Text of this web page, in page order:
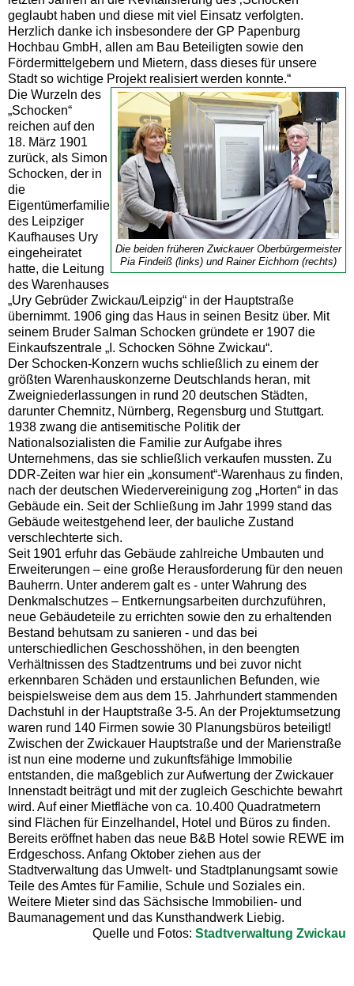
geglaubt haben und diese mit viel Einsatz verfolgten.
Herzlich danke ich insbesondere der GP Papenburg
Hochbau GmbH, allen am Bau Beteiligten sowie den
Fördermittelgebern und Mietern, dass dieses für unsere
Stadt so wichtige Projekt realisiert werden konnte.“
Die beiden früheren Zwickauer Oberbürgermeister
Pia Findeiß (links) und Rainer Eichhorn (rechts)
Die Wurzeln des
„Schocken“
reichen auf den
18. März 1901
zurück, als Simon
Schocken, der in
die
Eigentümerfamilie
des Leipziger
Kaufhauses Ury
eingeheiratet
hatte, die Leitung
des Warenhauses
„Ury Gebrüder Zwickau/Leipzig“ in der Hauptstraße
übernimmt. 1906 ging das Haus in seinen Besitz über. Mit
seinem Bruder Salman Schocken gründete er 1907 die
Einkaufszentrale „I. Schocken Söhne Zwickau“.
Der Schocken-Konzern wuchs schließlich zu einem der
größten Warenhauskonzerne Deutschlands heran, mit
Zweigniederlassungen in rund 20 deutschen Städten,
darunter Chemnitz, Nürnberg, Regensburg und Stuttgart.
1938 zwang die antisemitische Politik der
Nationalsozialisten die Familie zur Aufgabe ihres
Unternehmens, das sie schließlich verkaufen mussten. Zu
DDR-Zeiten war hier ein „konsument“-Warenhaus zu finden,
nach der deutschen Wiedervereinigung zog „Horten“ in das
Gebäude ein. Seit der Schließung im Jahr 1999 stand das
Gebäude weitestgehend leer, der bauliche Zustand
verschlechterte sich.
Seit 1901 erfuhr das Gebäude zahlreiche Umbauten und
Erweiterungen – eine große Herausforderung für den neuen
Bauherrn. Unter anderem galt es - unter Wahrung des
Denkmalschutzes – Entkernungsarbeiten durchzuführen,
neue Gebäudeteile zu errichten sowie den zu erhaltenden
Bestand behutsam zu sanieren - und das bei
unterschiedlichen Geschosshöhen, in den beengten
Verhältnissen des Stadtzentrums und bei zuvor nicht
erkennbaren Schäden und erstaunlichen Befunden, wie
beispielsweise dem aus dem 15. Jahrhundert stammenden
Dachstuhl in der Hauptstraße 3-5. An der Projektumsetzung
waren rund 140 Firmen sowie 30 Planungsbüros beteiligt!
Zwischen der Zwickauer Hauptstraße und der Marienstraße
ist nun eine moderne und zukunftsfähige Immobilie
entstanden, die maßgeblich zur Aufwertung der Zwickauer
Innenstadt beiträgt und mit der zugleich Geschichte bewahrt
wird. Auf einer Mietfläche von ca. 10.400 Quadratmetern
sind Flächen für Einzelhandel, Hotel und Büros zu finden.
Bereits eröffnet haben das neue B&B Hotel sowie REWE im
Erdgeschoss. Anfang Oktober ziehen aus der
Stadtverwaltung das Umwelt- und Stadtplanungsamt sowie
Teile des Amtes für Familie, Schule und Soziales ein.
Weitere Mieter sind das Sächsische Immobilien- und
Baumanagement und das Kunsthandwerk Liebig.
Quelle und Fotos: Stadtverwaltung Zwickau